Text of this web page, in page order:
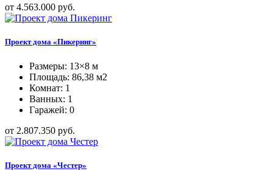
от 4.563.000 руб.
Проект дома «Пикеринг»
Размеры: 13×8 м
Площадь: 86,38 м2
Комнат: 1
Ванных: 1
Гаражей: 0
от 2.807.350 руб.
Проект дома «Честер»